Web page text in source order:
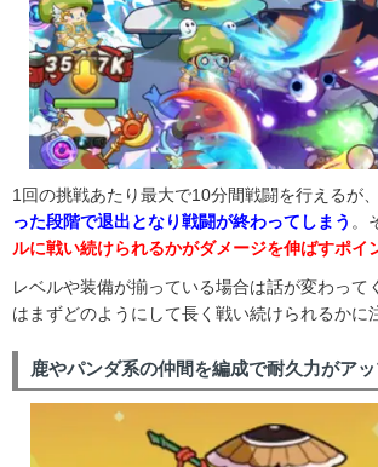
1回の挑戦あたり最大で10分間戦闘を行えるが、
った段階で退出となり戦闘が終わってしまう 。
ルに戦い続けられるかがダメージを伸ばすポイ
レベルや装備が揃っている場合は話が変わって
はまずどのようにして長く戦い続けられるかに
鹿やパンダ系の仲間を編成で耐久力がア